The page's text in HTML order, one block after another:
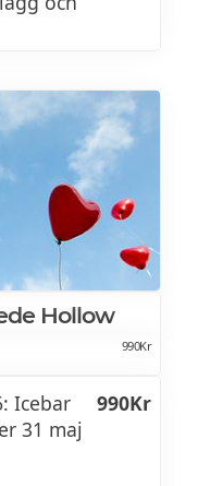
mayonnaise
och
spenat
Hollow
990Kr
Icebar
31 maj
990Kr